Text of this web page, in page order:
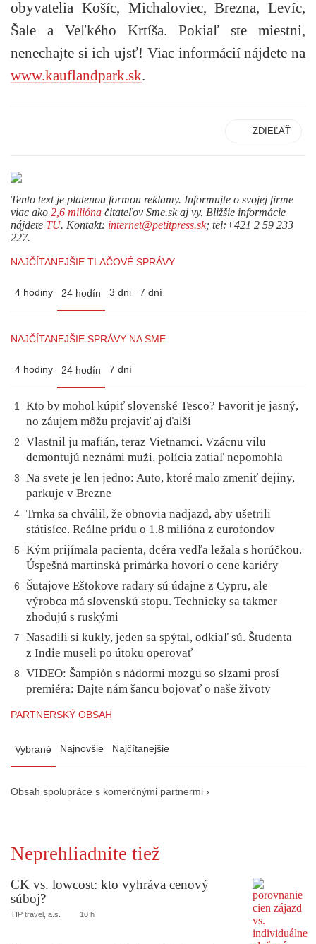
obyvatelia Košíc, Michaloviec, Brezna, Levíc,
Šale a Veľkého Krtíša. Pokiaľ ste miestni,
nenechajte si ich ujsť! Viac informácií nájdete na
www.kauflandpark.sk.
ZDIEĽAŤ
Tento text je platenou formou reklamy. Informujte o svojej firme
viac ako 2,6 milióna čitateľov Sme.sk aj vy. Bližšie informácie
nájdete TU. Kontakt: internet@petitpress.sk; tel:+421 2 59 233
227.
NAJČÍTANEJŠIE TLAČOVÉ SPRÁVY
4 hodiny 24 hodín 3 dni 7 dní
NAJČÍTANEJŠIE SPRÁVY NA SME
4 hodiny 24 hodín 7 dní
1
Kto by mohol kúpiť slovenské Tesco? Favorit je jasný,
no záujem môžu prejaviť aj ďalší
2
Vlastnil ju mafián, teraz Vietnamci. Vzácnu vilu
demontujú neznámi muži, polícia zatiaľ nepomohla
3
Na svete je len jedno: Auto, ktoré malo zmeniť dejiny,
parkuje v Brezne
4 Trnka sa chválil, že obnovia nadjazd, aby ušetrili
státisíce. Reálne prídu o 1,8 milióna z eurofondov
5
Kým prijímala pacienta, dcéra vedľa ležala s horúčkou.
Úspešná martinská primárka hovorí o cene kariéry
6
Šutajove Eštokove radary sú údajne z Cypru, ale
výrobca má slovenskú stopu. Technicky sa takmer
zhodujú s ruskými
7
Nasadili si kukly, jeden sa spýtal, odkiaľ sú. Študenta
z Indie museli po útoku operovať
8
VIDEO: Šampión s nádormi mozgu so slzami prosí
premiéra: Dajte nám šancu bojovať o naše životy
PARTNERSKÝ OBSAH
Vybrané Najnovšie Najčítanejšie
Obsah spolupráce s komerčnými partnermi ›
Neprehliadnite tiež
CK vs. lowcost: kto vyhráva cenový
súboj?
TIP travel, a.s. 10 h